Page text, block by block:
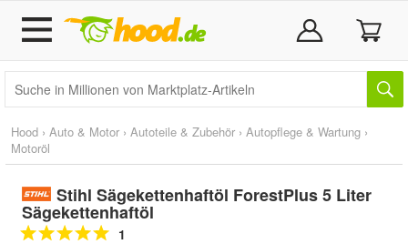
Hood › Auto & Motor › Autoteile & Zubehör › Autopflege & Wartung ›
Motoröl
Stihl Sägekettenhaftöl ForestPlus 5 Liter
Sägekettenhaftöl
1